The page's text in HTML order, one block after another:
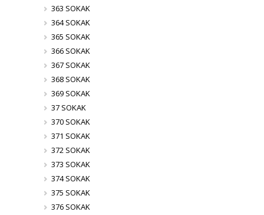
363 SOKAK
364 SOKAK
365 SOKAK
366 SOKAK
367 SOKAK
368 SOKAK
369 SOKAK
37 SOKAK
370 SOKAK
371 SOKAK
372 SOKAK
373 SOKAK
374 SOKAK
375 SOKAK
376 SOKAK